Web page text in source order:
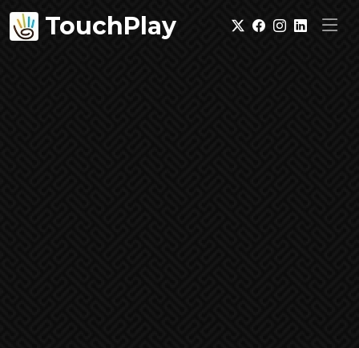
TouchPlay